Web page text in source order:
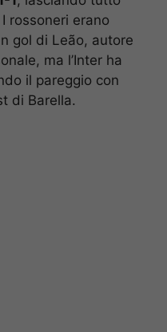
rossoneri erano
gol di Leão, autore
ma l’Inter ha
il pareggio con
di Barella.